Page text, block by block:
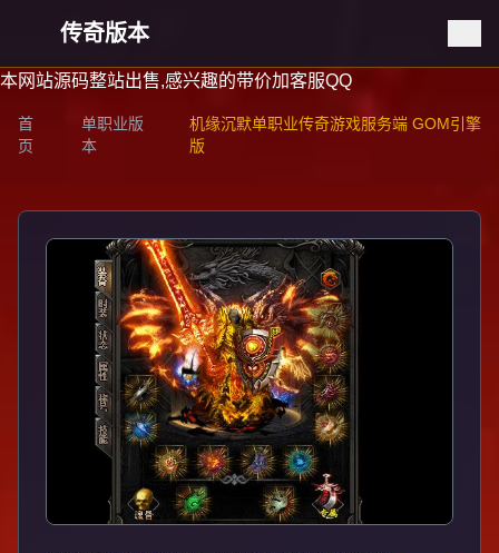
传奇版本
本网站源码整站出售,感兴趣的带价加客服QQ
首
页
单职业版
本
机缘沉默单职业传奇游戏服务端 GOM引擎
版